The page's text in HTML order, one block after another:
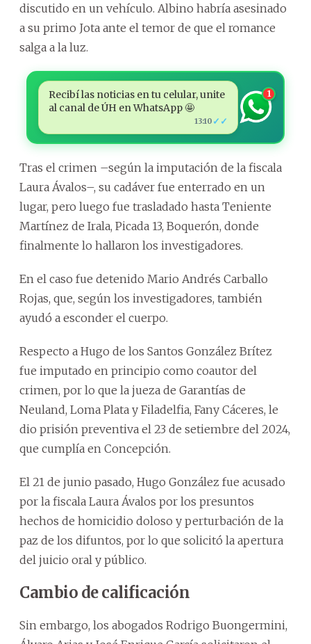
discutido en un vehículo. Albino habría asesinado
a su primo Jota ante el temor de que el romance
salga a la luz.
Recibí las noticias en tu celular, unite
al canal de ÚH en WhatsApp 🤩
13:10 ✓✓
1
Tras el crimen –según la imputación de la fiscala
Laura Ávalos–, su cadáver fue enterrado en un
lugar, pero luego fue trasladado hasta Teniente
Martínez de Irala, Picada 13, Boquerón, donde
finalmente lo hallaron los investigadores.
En el caso fue detenido Mario Andrés Carballo
Rojas, que, según los investigadores, también
ayudó a esconder el cuerpo.
Respecto a Hugo de los Santos González Brítez
fue imputado en principio como coautor del
crimen, por lo que la jueza de Garantías de
Neuland, Loma Plata y Filadelfia, Fany Cáceres, le
dio prisión preventiva el 23 de setiembre del 2024,
que cumplía en Concepción.
El 21 de junio pasado, Hugo González fue acusado
por la fiscala Laura Ávalos por los presuntos
hechos de homicidio doloso y perturbación de la
paz de los difuntos, por lo que solicitó la apertura
del juicio oral y público.
Cambio de calificación
Sin embargo, los abogados Rodrigo Buongermini,